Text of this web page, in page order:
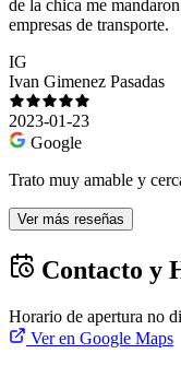
de la chica me
empresas de transporte.
IG
Ivan Gimenez Pasadas
2023-01-23
Google
Trato muy amable y
Ver más reseñas
Contacto y
Horario de apertura no
Ver en Google Maps